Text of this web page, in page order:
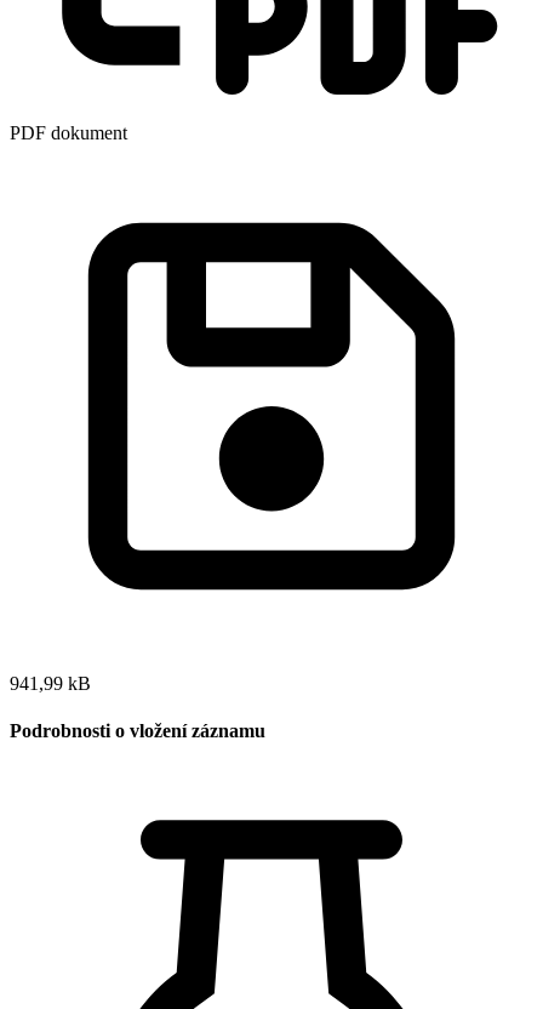
PDF dokument
941,99 kB
Podrobnosti o vložení záznamu